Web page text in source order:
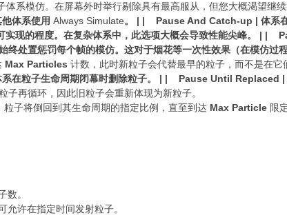
体系模仿。在屏幕外时举行剔除具有最高服从，但您大概渴望继
体系使用 Always Simulate。 | | Pause And Catch-up | 体系在
实现的程度。在复杂体系中，此选项大概会导致性能尖峰。 | |
处置惩罚每个帧的模仿。这对于烟花等一次性效果（在模仿过
Max Particles 计数，此时新粒子会代替最早的粒子，而不是在它
在粒子生命周期闭幕时删除粒子。 | | Pause Until Replaced |
再循环，因此旧粒子会重新体现为新粒子。
子将倒回到其生命周期的指定比例，直至到达 Max Particle 限
数。
允许在指定时间发射粒子。